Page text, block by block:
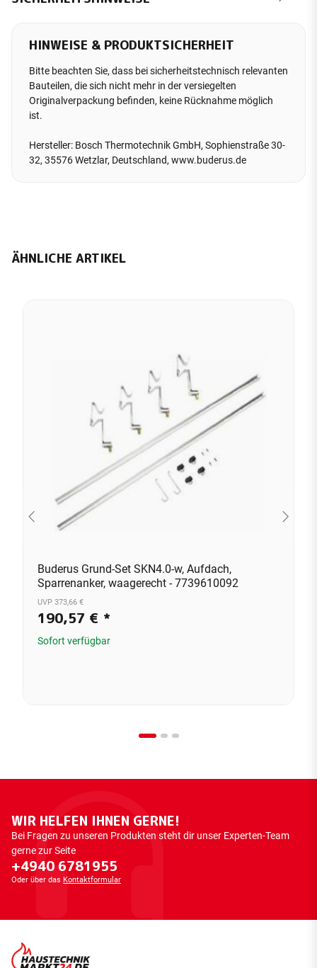
HINWEISE & PRODUKTSICHERHEIT
Bitte beachten Sie, dass bei sicherheitstechnisch relevanten
Bauteilen, die sich nicht mehr in der versiegelten
Originalverpackung befinden, keine Rücknahme möglich
ist.
Hersteller: Bosch Thermotechnik GmbH, Sophienstraße 30-
32, 35576 Wetzlar, Deutschland, www.buderus.de
ÄHNLICHE ARTIKEL
Buderus Grund-Set SKN4.0-w, Aufdach,
Sparrenanker, waagerecht - 7739610092
UVP 373,66 €
190,57 € *
Sofort verfügbar
WIR HELFEN IHNEN GERNE!
Bei Fragen zu unseren Produkten steht dir unser Experten-Team
gerne zur Seite
+4940 6781955
Oder über das Kontaktformular